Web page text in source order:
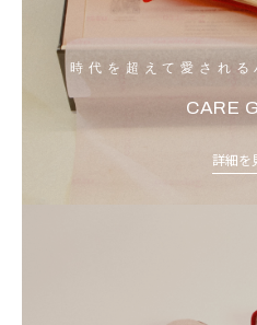
時代を超えて愛される
CARE
詳細を